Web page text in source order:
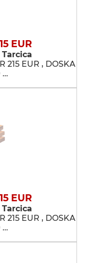
EUR
215 EUR , DOSKA
…
EUR
215 EUR , DOSKA
…